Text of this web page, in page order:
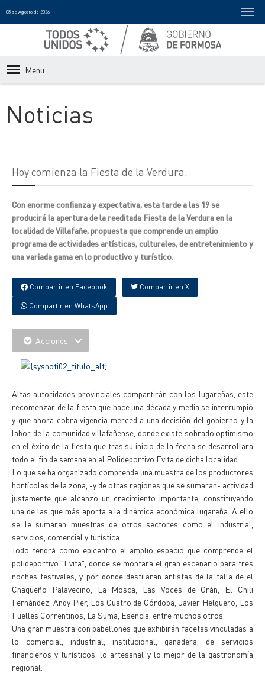
08 de Agosto de 2026
Menu
Noticias
Hoy comienza la Fiesta de la Verdura.
Con enorme confianza y expectativa, esta tarde a las 19 se
producirá la apertura de la reeditada Fiesta de la Verdura en la
localidad de Villafañe, propuesta que comprende un amplio
programa de actividades artísticas, culturales, de entretenimiento y
una variada gama en lo productivo y turístico.
Compartir en Facebook Compartir en X
Compartir en WhatsApp
Acciones
Altas autoridades provinciales compartirán con los lugareñas, este
recomenzar de la fiesta que hace una década y media se interrumpió
y que ahora cobra vigencia merced a una decisión del gobierno y la
labor de la comunidad villafañense, donde existe sobrado optimismo
en el éxito de la fiesta que tras su inicio de la fecha se desarrollara
todo el fin de semana en el Polideportivo Evita de dicha localidad.
Lo que se ha organizado comprende una muestra de los productores
hortícolas de la zona, -y de otras regiones que se sumaran- actividad
justamente que alcanzo un crecimiento importante, constituyendo
una de las que más aporta a la dinámica económica lugareña. A ello
se le sumaran muestras de otros sectores como el industrial,
servicios, comercial y turística.
Todo tendrá como epicentro el amplio espacio que comprende el
polideportivo "Evita", donde se montara el gran escenario para tres
noches festivales, y por donde desfilaran artistas de la talla de el
Chaqueño Palavecino, La Mosca, Las Voces de Orán, El Chili
Fernández, Andy Pier, Los Cuatro de Córdoba, Javier Helguero, Los
Fuelles Correntinos, La Suma, Esencia, entre muchos otros.
Una gran muestra con pabellones que exhibirán facetas vinculadas a
lo comercial, industrial, institucional, ganadera, de servicios
financieros y turísticos, lo artesanal y lo mejor de la gastronomía
regional.